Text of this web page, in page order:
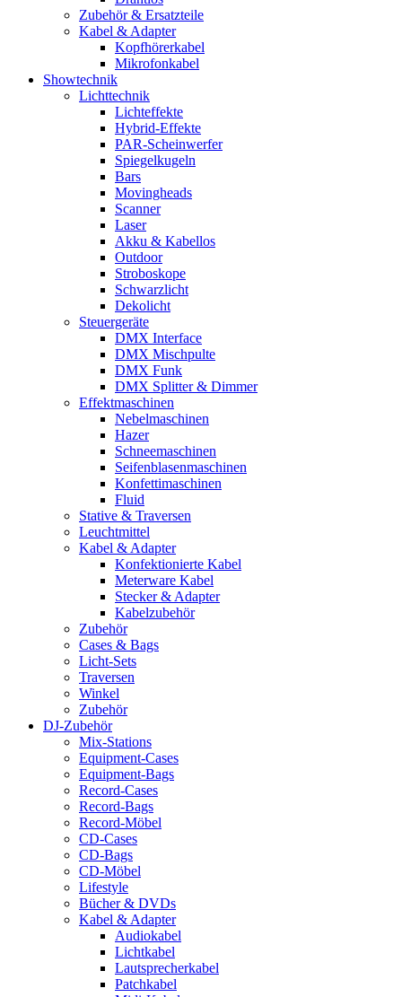
Zubehör & Ersatzteile
Kabel & Adapter
Kopfhörerkabel
Mikrofonkabel
Showtechnik
Lichttechnik
Lichteffekte
Hybrid-Effekte
PAR-Scheinwerfer
Spiegelkugeln
Bars
Movingheads
Scanner
Laser
Akku & Kabellos
Outdoor
Stroboskope
Schwarzlicht
Dekolicht
Steuergeräte
DMX Interface
DMX Mischpulte
DMX Funk
DMX Splitter & Dimmer
Effektmaschinen
Nebelmaschinen
Hazer
Schneemaschinen
Seifenblasenmaschinen
Konfettimaschinen
Fluid
Stative & Traversen
Leuchtmittel
Kabel & Adapter
Konfektionierte Kabel
Meterware Kabel
Stecker & Adapter
Kabelzubehör
Zubehör
Cases & Bags
Licht-Sets
Traversen
Winkel
Zubehör
DJ-Zubehör
Mix-Stations
Equipment-Cases
Equipment-Bags
Record-Cases
Record-Bags
Record-Möbel
CD-Cases
CD-Bags
CD-Möbel
Lifestyle
Bücher & DVDs
Kabel & Adapter
Audiokabel
Lichtkabel
Lautsprecherkabel
Patchkabel